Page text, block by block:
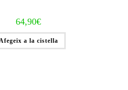
64,90€
a la cistella